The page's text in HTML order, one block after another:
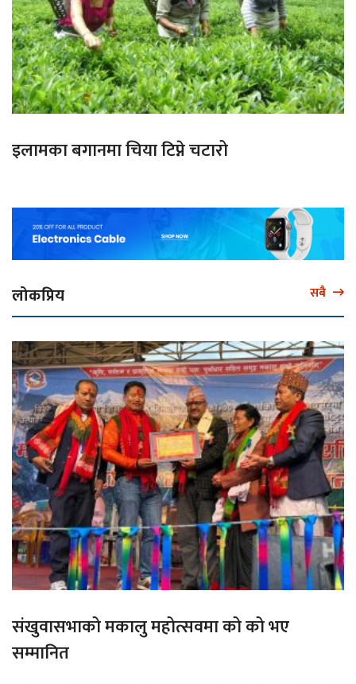
इलामका बगानमा चिया टिप्ने चटारो
लोकप्रिय सबै
संखुवासभाको मकालु महोत्सवमा को को भए
सम्मानित